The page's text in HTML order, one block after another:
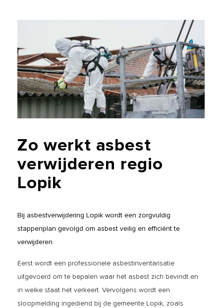
Zo werkt asbest
verwijderen regio
Lopik
Bij asbestverwijdering Lopik wordt een zorgvuldig
stappenplan gevolgd om asbest veilig en efficiënt te
verwijderen.
Eerst wordt een professionele asbestinventarisatie
uitgevoerd om te bepalen waar het asbest zich bevindt en
in welke staat het verkeert. Vervolgens wordt een
sloopmelding ingediend bij de gemeente Lopik, zoals